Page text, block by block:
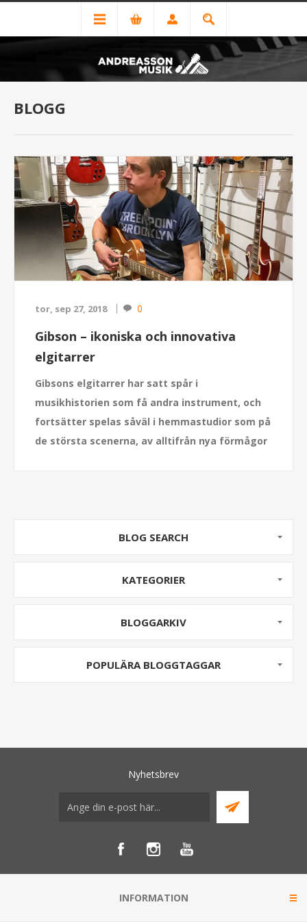
BLOGG
tor, sep 27, 2018 0
Gibson – ikoniska och innovativa
elgitarrer
Gibsons elgitarrer har satt spår i
musikhistorien som få andra instrument, och
fortsätter spelas såväl i hemmastudior som på
de största scenerna, av alltifrån nya förmågor
BLOG SEARCH
KATEGORIER
BLOGGARKIV
POPULÄRA BLOGGTAGGAR
Nyhetsbrev
INFORMATION